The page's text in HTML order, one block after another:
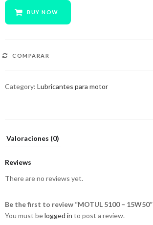
15W50BUY NOW
COMPARAR
Category: Lubricantes para motor
Valoraciones (0)
Reviews
There are no reviews yet.
Be the first to review “MOTUL 5100 – 15W50”
You must belogged in to post a review.